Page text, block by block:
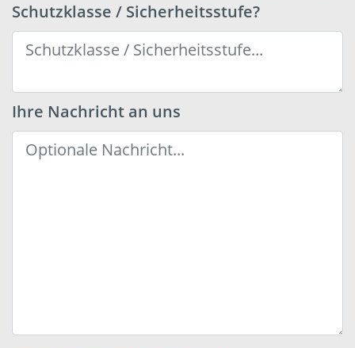
Schutzklasse / Sicherheitsstufe?
Ihre Nachricht an uns